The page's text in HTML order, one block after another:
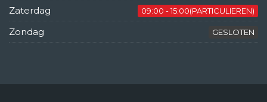
Zaterdag 09:00 - 15:00(PARTICULIEREN)
Zondag GESLOTEN